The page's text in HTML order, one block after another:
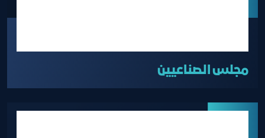
مجلس الصناعيين